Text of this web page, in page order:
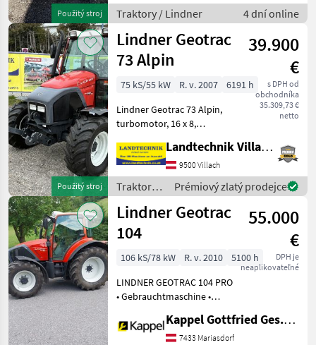
Použitý stroj
Pohon všetkých k
Traktory / Lindner 4 dní online
Použitý stroj
Lindner Geotrac
73 Alpin
39.900
€
s DPH od
obchodníka
35.309,73 €
netto
75 kS/55 kW R. v. 2007
6191 h
Lindner Geotrac 73 Alpin,
turbomotor, 16 x 8,
km/h, komfortná kabína s
kúrením a ventiláciou,
rádio, sedadlo spolujazdca,
predná hydraulik
Landtechnik Villach GmbH
9500 Villach
Traktory /
Lindner
Prémiový zlatý prodejce
Lindner Geotrac
104
55.000
€
DPH je
neaplikovateľné
106 kS/78 kW R. v. 2010
5100 h
LINDNER GEOTRAC 104 PRO
• Gebrauchtmaschine •
Betriebsstunden: 5.100 h • 4
Gang-Lastschaltgetriebe •
Kappel Gottfried Ges.m.b.H.
7433 Mariasdorf